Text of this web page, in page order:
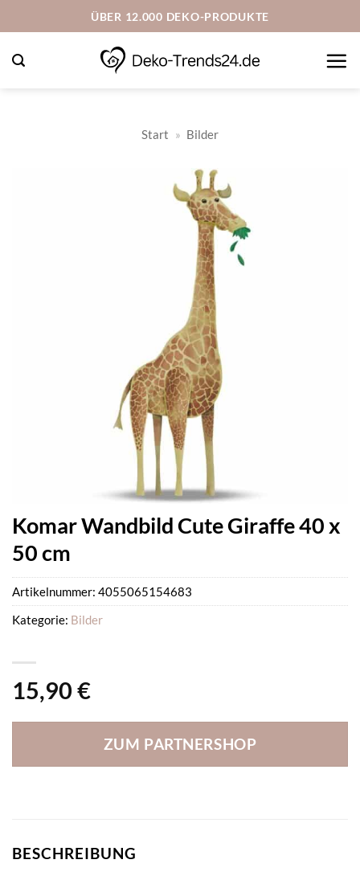
Inhalt
springen
ÜBER 12.000 DEKO-PRODUKTE
Start » Bilder
Komar Wandbild Cute Giraffe 40 x
50 cm
15,90 €
ZUM PARTNERSHOP
Artikelnummer: 4055065154683
Kategorie: Bilder
BESCHREIBUNG